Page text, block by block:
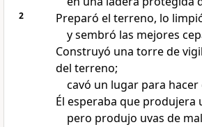
2
Preparó el terreno, lo
y sembró las mejores
Construyó una torre de
del terreno;
cavó un lugar para hacer
Él esperaba que produjera
pero produjo uvas de